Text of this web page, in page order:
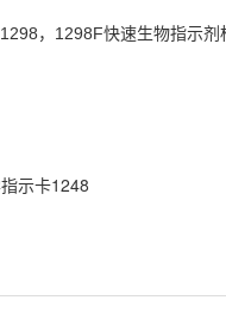
，1298F快速生物指示剂
示卡1248